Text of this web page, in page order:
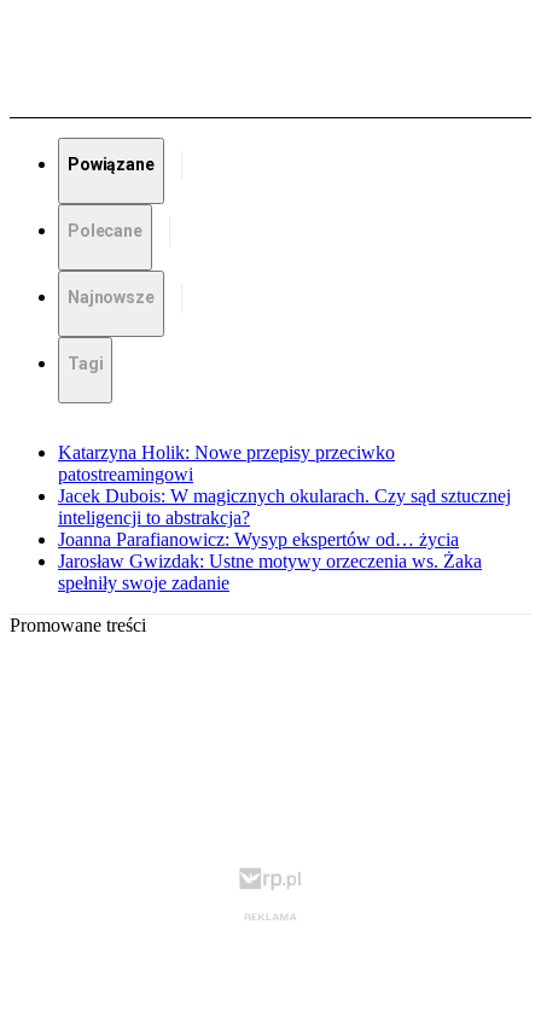
Powiązane
Polecane
Najnowsze
Tagi
Katarzyna Holik: Nowe przepisy przeciwko
patostreamingowi
Jacek Dubois: W magicznych okularach. Czy sąd sztucznej
inteligencji to abstrakcja?
Joanna Parafianowicz: Wysyp ekspertów od… życia
Jarosław Gwizdak: Ustne motywy orzeczenia ws. Żaka
spełniły swoje zadanie
Promowane treści